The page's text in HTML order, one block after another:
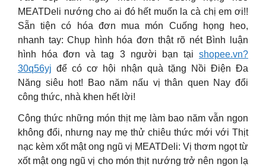
MEATDeli nướng cho ai đó hết muốn la cà chị em ơi!!
Sẵn tiện có hóa đơn mua món Cuống họng heo,
nhanh tay: Chụp hình hóa đơn thật rõ nét Bình luận
hình hóa đơn và tag 3 người bạn tại shopee.vn?
30q56yj để có cơ hội nhận quà tặng Nồi Điện Đa
Năng siêu hot! Bao năm nấu vị thân quen Nay đổi
công thức, nhà khen hết lời!
Công thức những món thịt mẹ làm bao năm vẫn ngon
không đổi, nhưng nay mẹ thử chiêu thức mới với Thịt
nạc kèm xốt mật ong ngũ vị MEATDeli: Vị thơm ngọt từ
xốt mật ong ngũ vị cho món thịt nướng trở nên ngon lạ